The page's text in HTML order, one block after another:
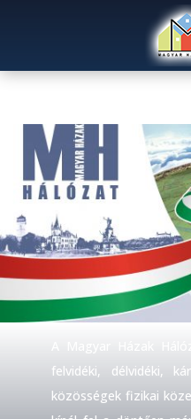
felvidéki, délvidéki,
közösségek fizikai